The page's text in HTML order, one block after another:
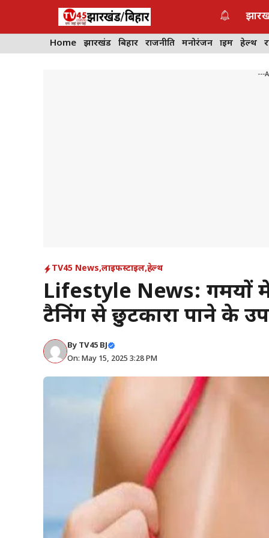
content
Home झारखंड बिहार राजनीति मनोरंजन क्राइम हेल्थ
---
TV45 News,लाइफस्टाइल,हेल्थ
Lifestyle News: गर्मियों
टैनिंग से छुटकारा पाने के
By TV45 BJ
On: May 15, 2025 3:28 PM